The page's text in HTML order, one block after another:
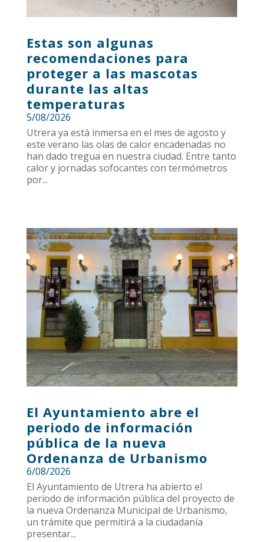
Estas son algunas
recomendaciones para
proteger a las mascotas
durante las altas
temperaturas
5/08/2026
Utrera ya está inmersa en el mes de agosto y
este verano las olas de calor encadenadas no
han dado tregua en nuestra ciudad. Entre tanto
calor y jornadas sofocantes con termómetros
por...
El Ayuntamiento abre el
periodo de información
pública de la nueva
Ordenanza de Urbanismo
6/08/2026
El Ayuntamiento de Utrera ha abierto el
periodo de información pública del proyecto de
la nueva Ordenanza Municipal de Urbanismo,
un trámite que permitirá a la ciudadanía
presentar...